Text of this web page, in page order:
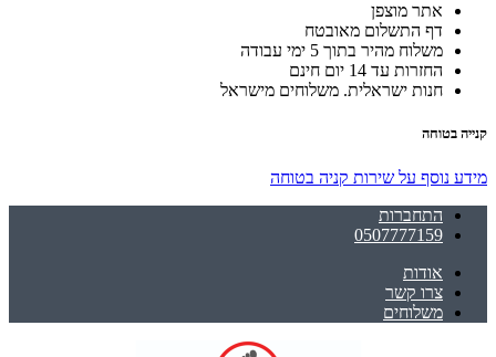
אתר מוצפן
דף התשלום מאובטח
משלוח מהיר בתוך 5 ימי עבודה
החזרות עד 14 יום חינם
חנות ישראלית. משלוחים מישראל
קנייה בטוחה
מידע נוסף על שירות קניה בטוחה
התחברות
0507777159
אודות
צרו קשר
משלוחים